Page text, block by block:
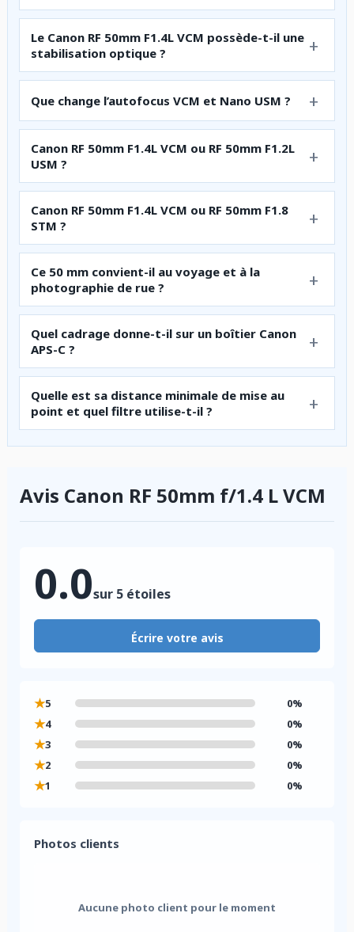
Le Canon RF 50mm F1.4L VCM possède-t-il une
stabilisation optique ?
Que change l’autofocus VCM et Nano USM ?
Canon RF 50mm F1.4L VCM ou RF 50mm F1.2L
USM ?
Canon RF 50mm F1.4L VCM ou RF 50mm F1.8
STM ?
Ce 50 mm convient-il au voyage et à la
photographie de rue ?
Quel cadrage donne-t-il sur un boîtier Canon
APS-C ?
Quelle est sa distance minimale de mise au
point et quel filtre utilise-t-il ?
Avis Canon RF 50mm f/1.4 L VCM
0.0sur 5 étoiles
Écrire votre avis
★5 0%
★4 0%
★3 0%
★2 0%
★1 0%
Photos clients
Aucune photo client pour le moment